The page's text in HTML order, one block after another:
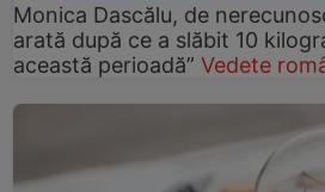
Monica Dascălu, de
arată după ce a slăbit 10
această perioadă” Vedete